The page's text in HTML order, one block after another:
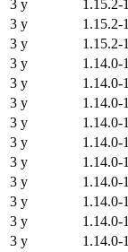
3 y
1.15.2-1
3 y
1.15.2-1
3 y
1.15.2-1
3 y
1.14.0-1
3 y
1.14.0-1
3 y
1.14.0-1
3 y
1.14.0-1
3 y
1.14.0-1
3 y
1.14.0-1
3 y
1.14.0-1
3 y
1.14.0-1
3 y
1.14.0-1
3 y
1.14.0-1